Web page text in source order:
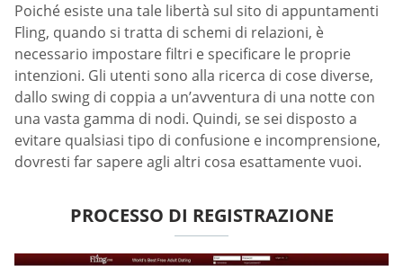
Poiché esiste una tale libertà sul sito di appuntamenti
Fling, quando si tratta di schemi di relazioni, è
necessario impostare filtri e specificare le proprie
intenzioni. Gli utenti sono alla ricerca di cose diverse,
dallo swing di coppia a un’avventura di una notte con
una vasta gamma di nodi. Quindi, se sei disposto a
evitare qualsiasi tipo di confusione e incomprensione,
dovresti far sapere agli altri cosa esattamente vuoi.
PROCESSO DI REGISTRAZIONE